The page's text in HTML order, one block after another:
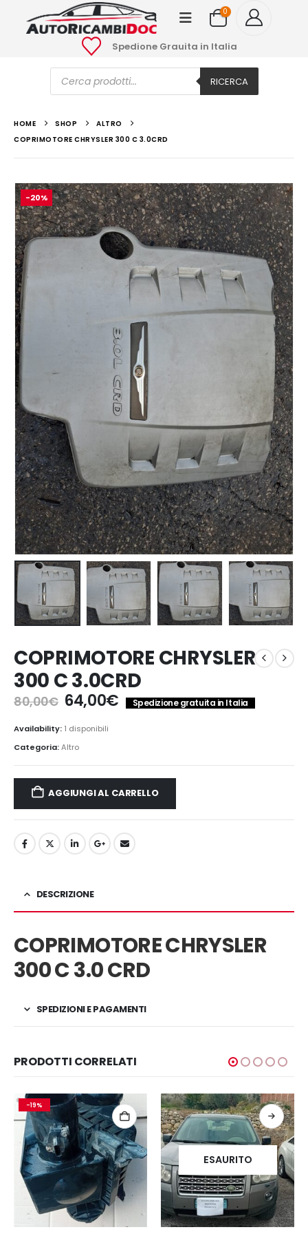
0
Spedione Grauita in Italia
Ricerca
prodotti RICERCA
HOME SHOP
ALTRO
COPRIMOTORE CHRYSLER 300 C 3.0CRD
-20%
COPRIMOTORE CHRYSLER
300 C 3.0CRD
80,00€ Il
prezzo
originale
era:
80,00€.
64,00€Il
prezzo
64,00€.
Spedizione gratuita in Italia
Availability: 1 disponibili
Categoria:Altro
AGGIUNGI AL CARRELLO
DESCRIZIONE
COPRIMOTORE CHRYSLER
300 C 3.0 CRD
SPEDIZIONI E PAGAMENTI
PRODOTTI CORRELATI
-19%
ESAURITO